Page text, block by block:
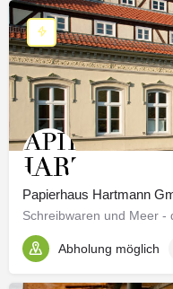
Papierhaus Hartmann
Schreibwaren und Meer -
Abholung möglich